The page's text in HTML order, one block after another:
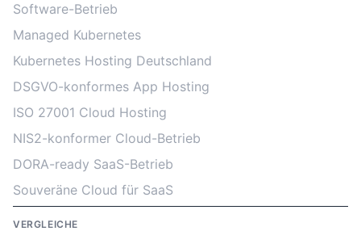
Software-Betrieb
Managed Kubernetes
Kubernetes Hosting Deutschland
DSGVO-konformes App Hosting
ISO 27001 Cloud Hosting
NIS2-konformer Cloud-Betrieb
DORA-ready SaaS-Betrieb
Souveräne Cloud für SaaS
VERGLEICHE